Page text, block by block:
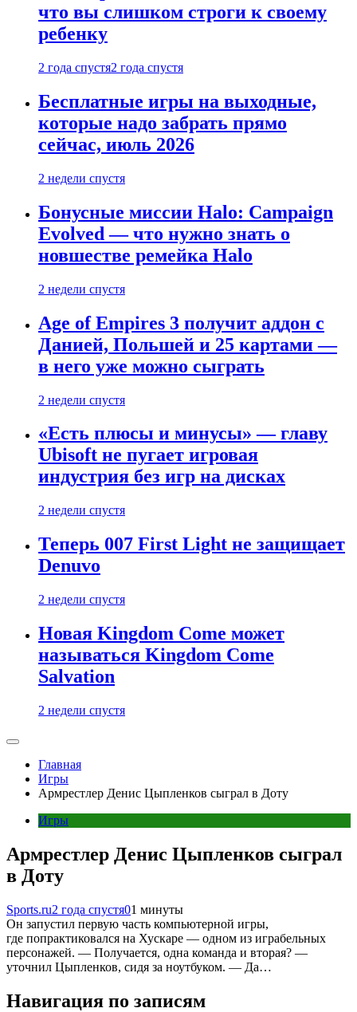
что вы слишком строги к своему
ребенку
2 года спустя2 года спустя
Бесплатные игры на выходные,
которые надо забрать прямо
сейчас, июль 2026
2 недели спустя
Бонусные миссии Halo: Campaign
Evolved — что нужно знать о
новшестве ремейка Halo
2 недели спустя
Age of Empires 3 получит аддон с
Данией, Польшей и 25 картами —
в него уже можно сыграть
2 недели спустя
«Есть плюсы и минусы» — главу
Ubisoft не пугает игровая
индустрия без игр на дисках
2 недели спустя
Теперь 007 First Light не защищает
Denuvo
2 недели спустя
Новая Kingdom Come может
называться Kingdom Come
Salvation
2 недели спустя
Главная
Игры
Армрестлер Денис Цыпленков сыграл в Доту
Игры
Армрестлер Денис Цыпленков сыграл
в Доту
Sports.ru2 года спустя01 минуты
Он запустил первую часть компьютерной игры,
где попрактиковался на Хускаре — одном из играбельных
персонажей. — Получается, одна команда и вторая? —
уточнил Цыпленков, сидя за ноутбуком. — Да…
Навигация по записям